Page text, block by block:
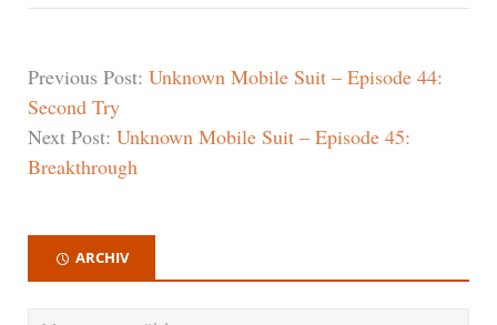
Previous Post: Unknown Mobile Suit – Episode 44:
Second Try
Next Post: Unknown Mobile Suit – Episode 45:
Breakthrough
ARCHIV